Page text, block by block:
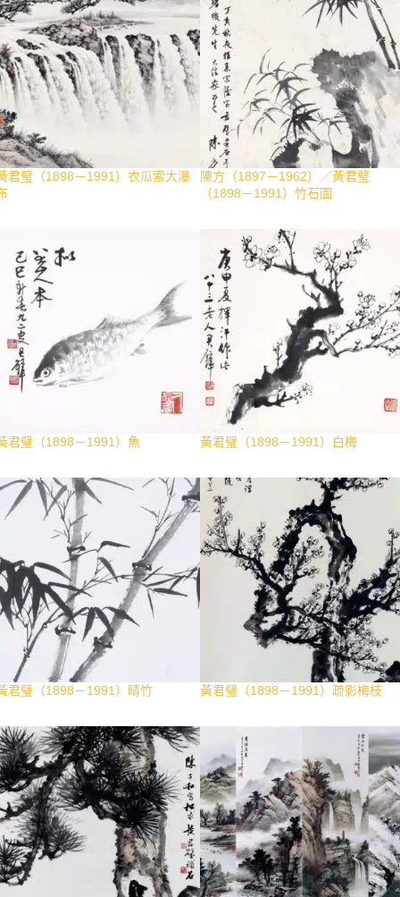
君璧（1898－1991）衣瓜索大瀑
陳方（1897－1962）／黃君璧
（1898－1991）竹石圖
君璧（1898－1991）魚 黃君璧（1898－1991）白梅
君璧（1898－1991）晴竹 黃君璧（1898－1991）疏影梅枝